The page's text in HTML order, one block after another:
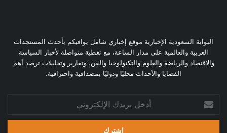
البوابة السعودية الإخبارية موقع إخباري شامل يوافيكم بأحدث المستجدات
العربية والعالمية على مدار الساعة، مع تغطية متواصلة لأخبار السياسة
والاقتصاد والرياضة والعلوم والتكنولوجيا والفن، وتقارير وتحليلات ترصد أهم
القضايا والأحداث محليًا ودوليًا بمصداقية واحترافية.
بريدك
الإلكتروني